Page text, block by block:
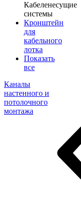
Кабеленесущие
системы
Кронштейн
для
кабельного
лотка
Показать
все
Каналы
настенного и
потолочного
монтажа